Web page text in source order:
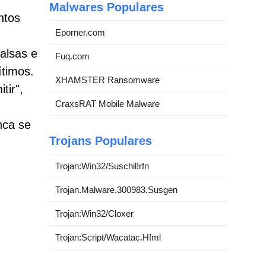
e
se
Malwares Populares
Eporner.com
Fuq.com
XHAMSTER Ransomware
CraxsRAT Mobile Malware
Trojans Populares
Trojan:Win32/Suschil!rfn
Trojan.Malware.300983.Susgen
Trojan:Win32/Cloxer
Trojan:Script/Wacatac.H!ml